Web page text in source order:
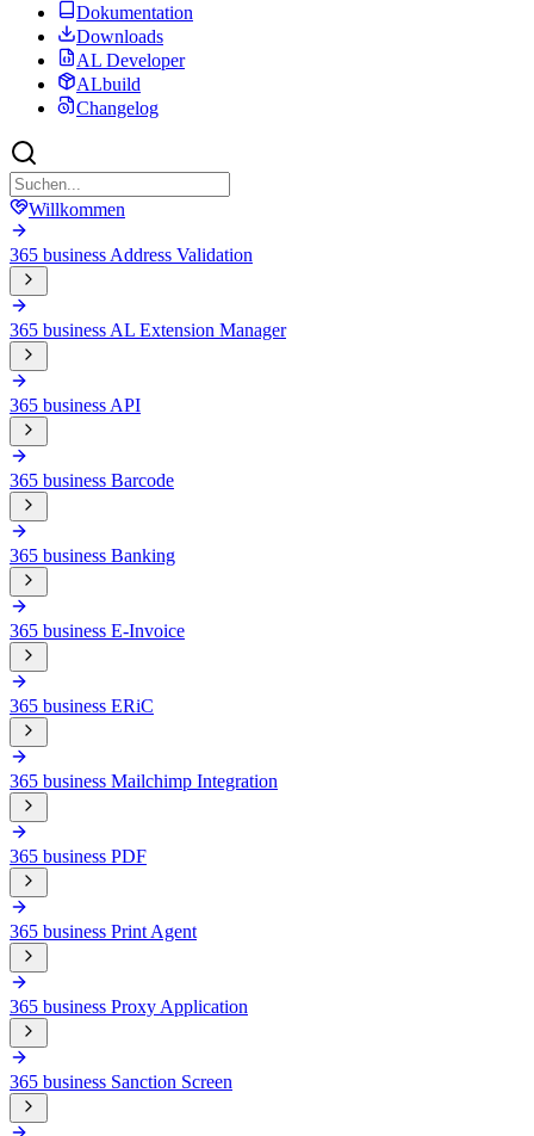
Dokumentation
Downloads
AL Developer
ALbuild
Changelog
Willkommen
365 business Address Validation
365 business AL Extension Manager
365 business API
365 business Barcode
365 business Banking
365 business E-Invoice
365 business ERiC
365 business Mailchimp Integration
365 business PDF
365 business Print Agent
365 business Proxy Application
365 business Sanction Screen